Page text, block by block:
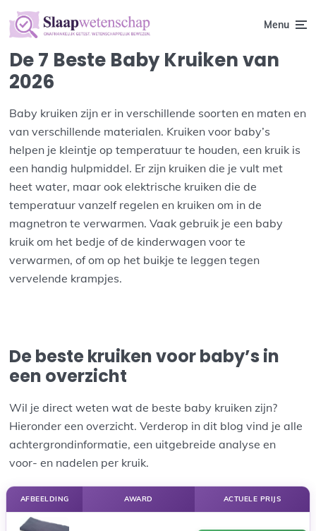
Menu
De 7 Beste Baby Kruiken van
2026
Baby kruiken zijn er in verschillende soorten en maten en
van verschillende materialen. Kruiken voor baby’s
helpen je kleintje op temperatuur te houden, een kruik is
een handig hulpmiddel. Er zijn kruiken die je vult met
heet water, maar ook elektrische kruiken die de
temperatuur vanzelf regelen en kruiken om in de
magnetron te verwarmen. Vaak gebruik je een baby
kruik om het bedje of de kinderwagen voor te
verwarmen, of om op het buikje te leggen tegen
vervelende krampjes.
De beste kruiken voor baby’s in
een overzicht
Wil je direct weten wat de beste baby kruiken zijn?
Hieronder een overzicht. Verderop in dit blog vind je alle
achtergrondinformatie, een uitgebreide analyse en
voor- en nadelen per kruik.
AFBEELDING AWARD ACTUELE PRIJS